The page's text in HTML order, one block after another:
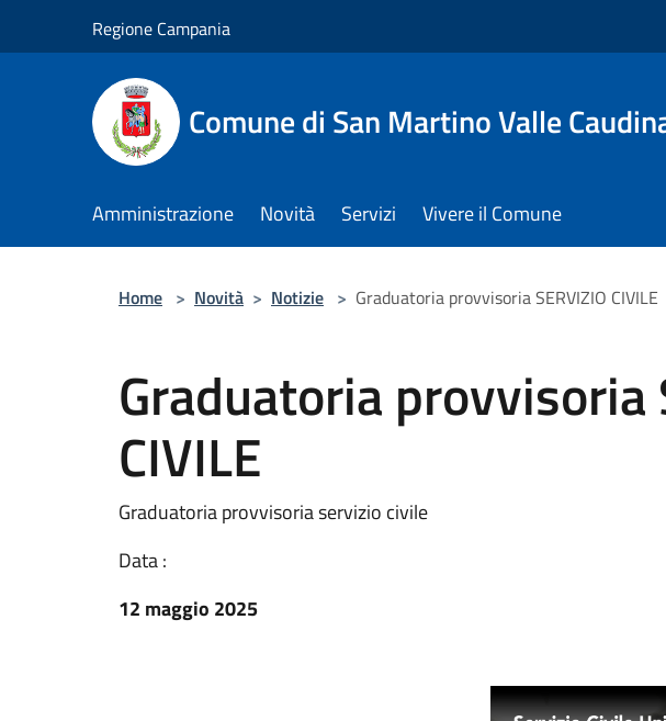
Regione Campania
Comune di San Martino Valle
Amministrazione Novità Servizi Vivere il Comune
Home > Novità > Notizie > Graduatoria provvisoria SERVIZIO CIVILE
Graduatoria provvisoria
CIVILE
Graduatoria provvisoria servizio civile
Data :
12 maggio 2025